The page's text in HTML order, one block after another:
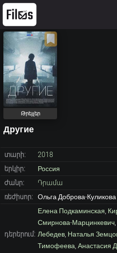
Թրեյլեր
Другие
տարի:
2018
երկիր:
Россия
ժանր:
Դրամա
ռեժիսոր:
Ольга Доброва-Куликова
դերերում:
Елена Подкаминская,
Смирнова-Марцинкевич,
Лебедев, Наталья
Тимофеева, Анастасия